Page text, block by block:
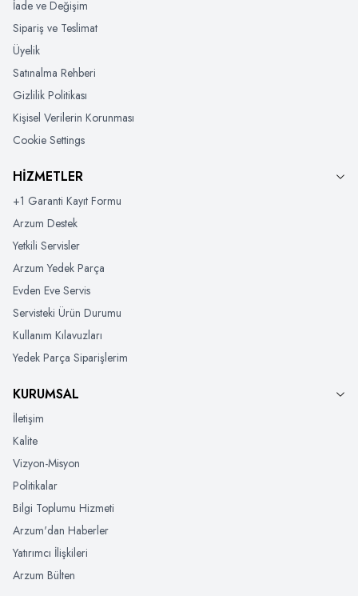
İade ve Değişim
Sipariş ve Teslimat
Üyelik
Satınalma Rehberi
Gizlilik Politikası
Kişisel Verilerin Korunması
Cookie Settings
HİZMETLER
+1 Garanti Kayıt Formu
Arzum Destek
Yetkili Servisler
Arzum Yedek Parça
Evden Eve Servis
Servisteki Ürün Durumu
Kullanım Kılavuzları
Yedek Parça Siparişlerim
KURUMSAL
İletişim
Kalite
Vizyon-Misyon
Politikalar
Bilgi Toplumu Hizmeti
Arzum'dan Haberler
Yatırımcı İlişkileri
Arzum Bülten